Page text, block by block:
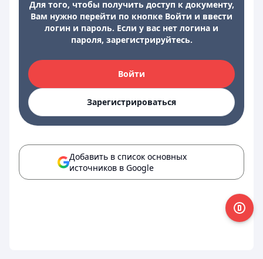
Для того, чтобы получить доступ к документу,
Вам нужно перейти по кнопке Войти и ввести
логин и пароль. Если у вас нет логина и
пароля, зарегистрируйтесь.
Войти
Зарегистрироваться
Добавить в список основных
источников в Google